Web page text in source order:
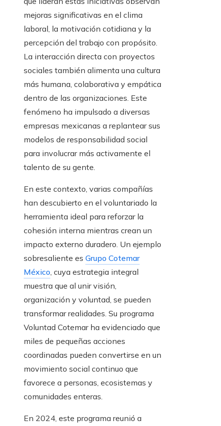
mejoras significativas en el clima
laboral, la motivación cotidiana y la
percepción del trabajo con propósito.
La interacción directa con proyectos
sociales también alimenta una cultura
más humana, colaborativa y empática
dentro de las organizaciones. Este
fenómeno ha impulsado a diversas
empresas mexicanas a replantear sus
modelos de responsabilidad social
para involucrar más activamente el
talento de su gente.
En este contexto, varias compañías
han descubierto en el voluntariado la
herramienta ideal para reforzar la
cohesión interna mientras crean un
impacto externo duradero. Un ejemplo
sobresaliente es Grupo Cotemar
México, cuya estrategia integral
muestra que al unir visión,
organización y voluntad, se pueden
transformar realidades. Su programa
Voluntad Cotemar ha evidenciado que
miles de pequeñas acciones
coordinadas pueden convertirse en un
movimiento social continuo que
favorece a personas, ecosistemas y
comunidades enteras.
En 2024, este programa reunió a